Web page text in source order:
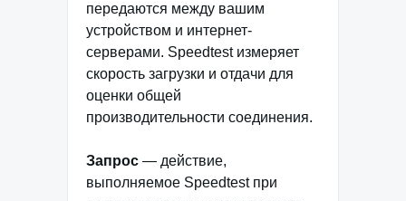
передаются между вашим
устройством и интернет-
серверами. Speedtest измеряет
скорость загрузки и отдачи для
оценки общей
производительности соединения.
Запрос — действие,
выполняемое Speedtest при